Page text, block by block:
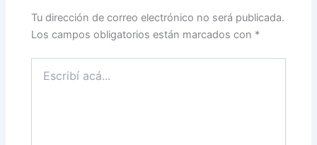
Tu dirección de correo electrónico no será publicada.
Los campos obligatorios están marcados con *
acá...